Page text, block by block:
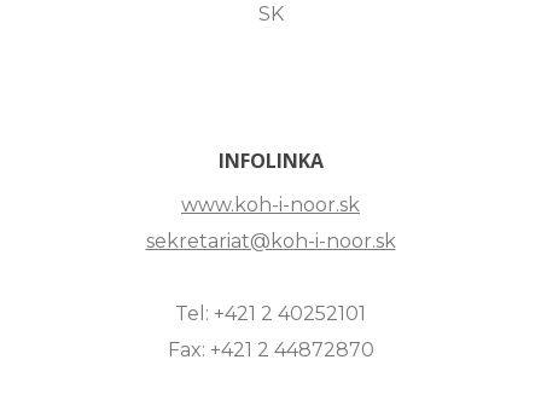
SK
INFOLINKA
www.koh-i-noor.sk
sekretariat@koh-i-noor.sk
Tel: +421 2 40252101
Fax: +421 2 44872870